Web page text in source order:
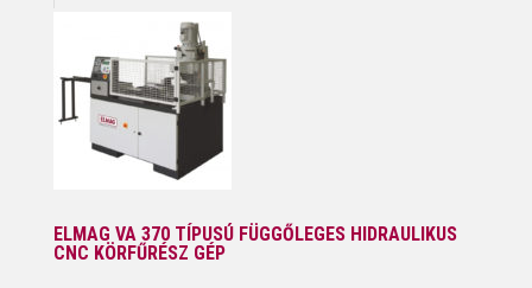
ELMAG VA 370 TÍPUSÚ FÜGGŐLEGES HIDRAULIKUS
CNC KÖRFŰRÉSZ GÉP